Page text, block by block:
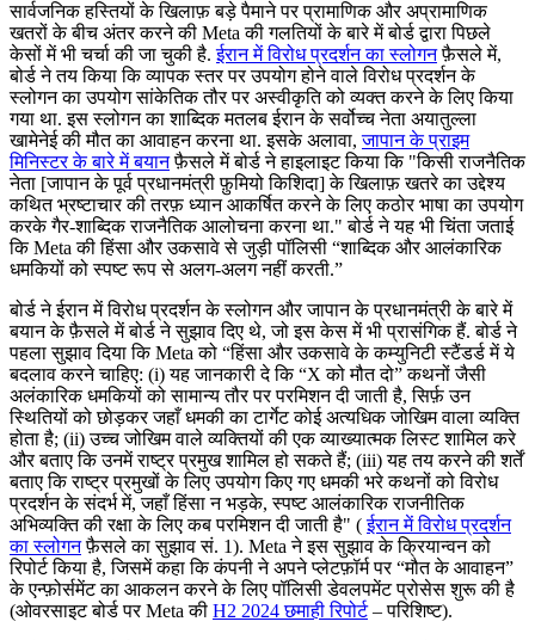
सार्वजनिक हस्तियों के खिलाफ़ बड़े पैमाने पर प्रामाणिक और अप्रामाणिक
खतरों के बीच अंतर करने की Meta की गलतियों के बारे में बोर्ड द्वारा पिछले
केसों में भी चर्चा की जा चुकी है.ईरान में विरोध प्रदर्शन का स्लोगनफ़ैसले में,
बोर्ड ने तय किया कि व्यापक स्तर पर उपयोग होने वाले विरोध प्रदर्शन के
स्लोगन का उपयोग सांकेतिक तौर पर अस्वीकृति को व्यक्त करने के लिए किया
गया था. इस स्लोगन का शाब्दिक मतलब ईरान के सर्वोच्च नेता अयातुल्ला
खामेनेई की मौत का आवाहन करना था. इसके अलावा,जापान के प्राइम
मिनिस्टर के बारे में बयानफ़ैसले में बोर्ड ने हाइलाइट किया कि "किसी राजनैतिक
नेता [जापान के पूर्व प्रधानमंत्री फ़ुमियो किशिदा] के खिलाफ़ खतरे का उद्देश्य
कथित भ्रष्टाचार की तरफ़ ध्यान आकर्षित करने के लिए कठोर भाषा का उपयोग
करके गैर-शाब्दिक राजनैतिक आलोचना करना था." बोर्ड ने यह भी चिंता जताई
कि Meta की हिंसा और उकसावे से जुड़ी पॉलिसी “शाब्दिक और आलंकारिक
धमकियों को स्पष्ट रूप से अलग-अलग नहीं करती.”
बोर्ड ने ईरान में विरोध प्रदर्शन के स्लोगन और जापान के प्रधानमंत्री के बारे में
बयान के फ़ैसले में बोर्ड ने सुझाव दिए थे, जो इस केस में भी प्रासंगिक हैं. बोर्ड ने
पहला सुझाव दिया कि Meta को “हिंसा और उकसावे के कम्युनिटी स्टैंडर्ड में ये
बदलाव करने चाहिए: (i) यह जानकारी दे कि “X को मौत दो” कथनों जैसी
अलंकारिक धमकियों को सामान्य तौर पर परमिशन दी जाती है, सिर्फ़ उन
स्थितियों को छोड़कर जहाँ धमकी का टार्गेट कोई अत्यधिक जोखिम वाला व्यक्ति
होता है; (ii) उच्च जोखिम वाले व्यक्तियों की एक व्याख्यात्मक लिस्ट शामिल करे
और बताए कि उनमें राष्ट्र प्रमुख शामिल हो सकते हैं; (iii) यह तय करने की शर्तें
बताए कि राष्ट्र प्रमुखों के लिए उपयोग किए गए धमकी भरे कथनों को विरोध
प्रदर्शन के संदर्भ में, जहाँ हिंसा न भड़के, स्पष्ट आलंकारिक राजनीतिक
अभिव्यक्ति की रक्षा के लिए कब परमिशन दी जाती है" (ईरान में विरोध प्रदर्शन
का स्लोगनफ़ैसले का सुझाव सं. 1). Meta ने इस सुझाव के क्रियान्वन को
रिपोर्ट किया है, जिसमें कहा कि कंपनी ने अपने प्लेटफ़ॉर्म पर “मौत के आवाहन”
के एन्फ़ोर्समेंट का आकलन करने के लिए पॉलिसी डेवलपमेंट प्रोसेस शुरू की है
(ओवरसाइट बोर्ड पर Meta की H2 2024 छमाही रिपोर्ट– परिशिष्ट).